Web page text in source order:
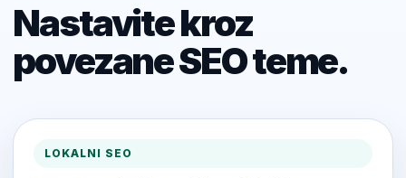
Nastavite kroz
povezane SEO teme.
LOKALNI SEO